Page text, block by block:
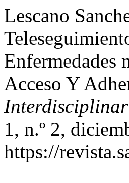
Lescano
Enfermedades
Acceso Y
1, n.º 2,
https://